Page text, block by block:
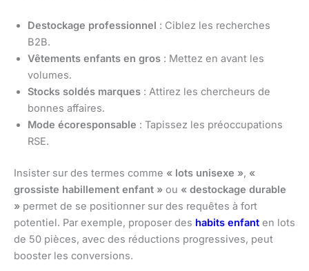
Destockage professionnel : Ciblez les recherches
B2B.
Vêtements enfants en gros : Mettez en avant les
volumes.
Stocks soldés marques : Attirez les chercheurs de
bonnes affaires.
Mode écoresponsable : Tapissez les préoccupations
RSE.
Insister sur des termes comme « lots unisexe », «
grossiste habillement enfant » ou « destockage durable
» permet de se positionner sur des requêtes à fort
potentiel. Par exemple, proposer des habits enfant en lots
de 50 pièces, avec des réductions progressives, peut
booster les conversions.